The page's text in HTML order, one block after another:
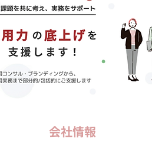
会社情報